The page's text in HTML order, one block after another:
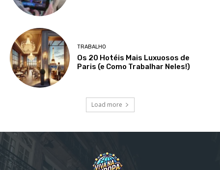
TRABALHO
Os 20 Hotéis Mais Luxuosos de
Paris (e Como Trabalhar Neles!)
Load more